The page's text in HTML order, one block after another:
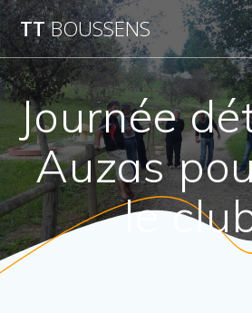
Passer
au
contenu
TTBOUSSENS
Journée
Auzas
le